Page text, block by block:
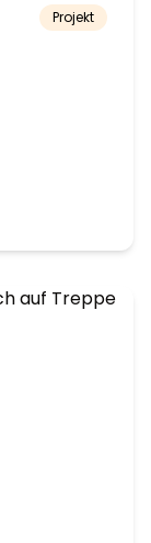
Projekt